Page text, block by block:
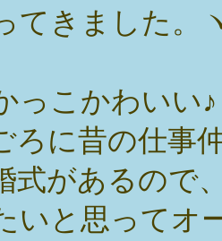
てきました。
っこかわいい♪
ろに昔の仕事
式があるので
いと思ってオ